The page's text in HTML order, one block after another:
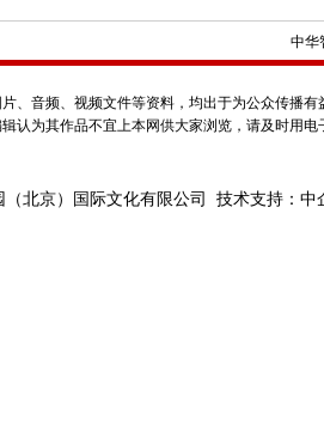
中华
、音频、视频文件等资料，均出于为公众传播
认为其作品不宜上本网供大家浏览，请及时用
（北京）国际文化有限公司 技术支持：